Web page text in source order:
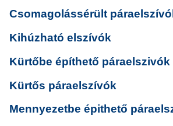
Csomagolássérült
Kihúzható elszívók
Kürtőbe építhető páraelszivók
Kürtős páraelszívók
Mennyezetbe épithető